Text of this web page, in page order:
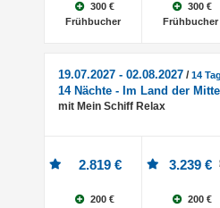
300 €
Frühbucher
300 €
Frühbucher
19.07.2027 - 02.08.2027 /14
14 Nächte - Im Land der
mit Mein Schiff Relax
2.819 €
200 €
3.239 €
200 €